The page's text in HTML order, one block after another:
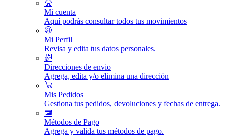
Mi cuenta
Aquí podrás consultar todos tus movimientos
Mi Perfil
Revisa y edita tus datos personales.
Direcciones de envio
Agrega, edita y/o elimina una dirección
Mis Pedidos
Gestiona tus pedidos, devoluciones y fechas de entrega.
Métodos de Pago
Agrega y valida tus métodos de pago.